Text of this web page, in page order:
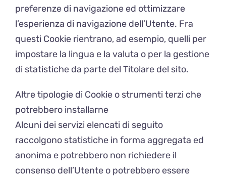
preferenze di navigazione ed ottimizzare
l’esperienza di navigazione dell’Utente. Fra
questi Cookie rientrano, ad esempio, quelli per
impostare la lingua e la valuta o per la gestione
di statistiche da parte del Titolare del sito.
Altre tipologie di Cookie o strumenti terzi che
potrebbero installarne
Alcuni dei servizi elencati di seguito
raccolgono statistiche in forma aggregata ed
anonima e potrebbero non richiedere il
consenso dell’Utente o potrebbero essere